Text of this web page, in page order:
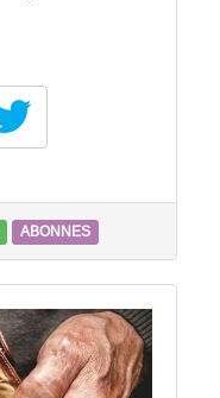
ABONNES